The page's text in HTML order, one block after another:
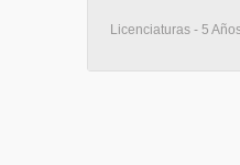
Licenciaturas - 5